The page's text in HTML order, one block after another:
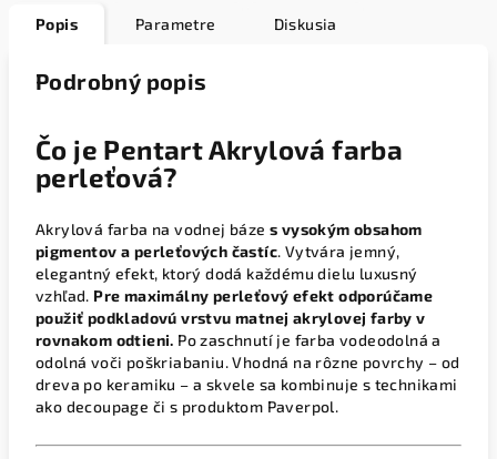
Popis Parametre Diskusia
Podrobný popis
Čo je Pentart Akrylová farba
perleťová?
Akrylová farba na vodnej báze s vysokým obsahom
pigmentov a perleťových častíc. Vytvára jemný,
elegantný efekt, ktorý dodá každému dielu luxusný
vzhľad. Pre maximálny perleťový efekt odporúčame
použiť podkladovú vrstvu matnej akrylovej farby v
rovnakom odtieni. Po zaschnutí je farba vodeodolná a
odolná voči poškriabaniu. Vhodná na rôzne povrchy – od
dreva po keramiku – a skvele sa kombinuje s technikami
ako decoupage či s produktom Paverpol.